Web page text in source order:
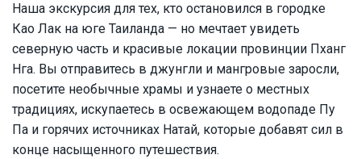
Наша экскурсия для тех, кто остановился в городке
Као Лак на юге Таиланда — но мечтает увидеть
северную часть и красивые локации провинции Пханг
Нга. Вы отправитесь в джунгли и мангровые заросли,
посетите необычные храмы и узнаете о местных
традициях, искупаетесь в освежающем водопаде Пу
Па и горячих источниках Натай, которые добавят сил в
конце насыщенного путешествия.